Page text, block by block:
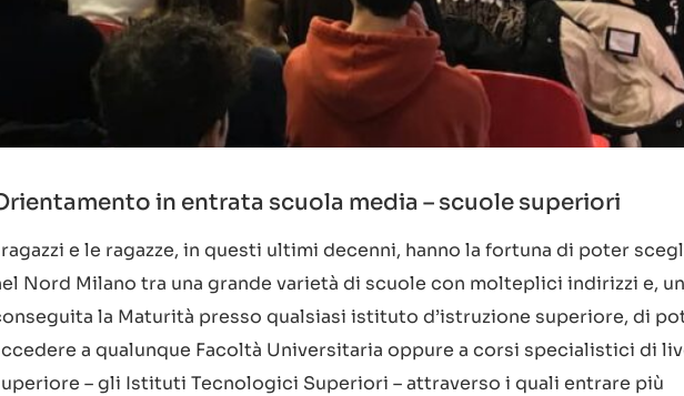
in entrata scuola media – scuole superiori
e le ragazze, in questi ultimi decenni, hanno la fortuna di poter
Nord Milano tra una grande varietà di scuole con molteplici indirizzi e,
la Maturità presso qualsiasi istituto d’istruzione superiore, di
a qualunque Facoltà Universitaria oppure a corsi specialistici di
– gli Istituti Tecnologici Superiori – attraverso i quali entrare più